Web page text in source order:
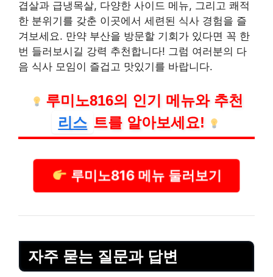
겹살과 급냉목살, 다양한 사이드 메뉴, 그리고 쾌적
한 분위기를 갖춘 이곳에서 세련된 식사 경험을 즐
겨보세요. 만약 부산을 방문할 기회가 있다면 꼭 한
번 들러보시길 강력 추천합니다! 그럼 여러분의 다
음 식사 모임이 즐겁고 맛있기를 바랍니다.
루미노816의 인기 메뉴와 추천
리스 트를 알아보세요!
루미노816 메뉴 둘러보기
자주 묻는 질문과 답변